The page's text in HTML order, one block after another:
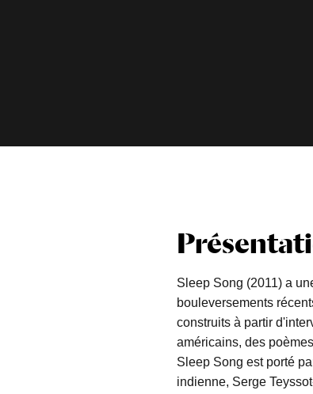
Sleep Song (2011) a
bouleversements
construits à partir
américains, des
Sleep Song est porté
indienne, Serge